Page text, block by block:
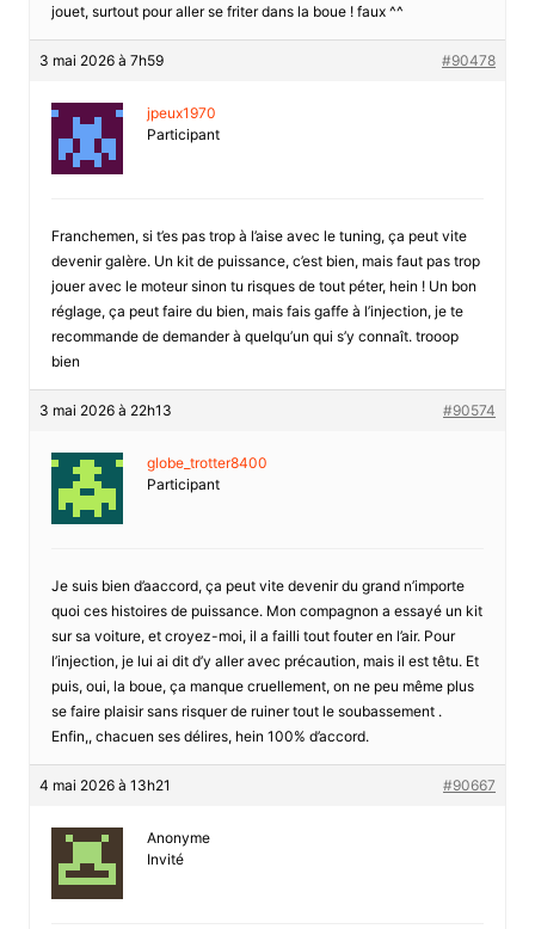
jouet, surtout pour aller se friter dans la boue ! faux ^^
3 mai 2026 à 7h59 #90478
jpeux1970
Participant
Franchemen, si t’es pas trop à l’aise avec le tuning, ça peut vite
devenir galère. Un kit de puissance, c’est bien, mais faut pas trop
jouer avec le moteur sinon tu risques de tout péter, hein ! Un bon
réglage, ça peut faire du bien, mais fais gaffe à l’injection, je te
recommande de demander à quelqu’un qui s’y connaît. trooop
bien
3 mai 2026 à 22h13 #90574
globe_trotter8400
Participant
Je suis bien d’aaccord, ça peut vite devenir du grand n’importe
quoi ces histoires de puissance. Mon compagnon a essayé un kit
sur sa voiture, et croyez-moi, il a failli tout fouter en l’air. Pour
l’injection, je lui ai dit d’y aller avec précaution, mais il est têtu. Et
puis, oui, la boue, ça manque cruellement, on ne peu même plus
se faire plaisir sans risquer de ruiner tout le soubassement .
Enfin,, chacuen ses délires, hein 100% d’accord.
4 mai 2026 à 13h21 #90667
Anonyme
Invité